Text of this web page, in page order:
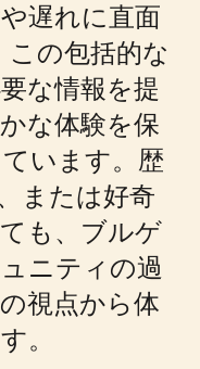
遅れに直面
この包括的な
な情報を提
な体験を保
います。歴
または好奇
も、ブルゲ
ニティの過
視点から体
。